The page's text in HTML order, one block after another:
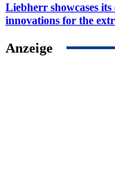
Liebherr showcases
innovations for the
Anzeige